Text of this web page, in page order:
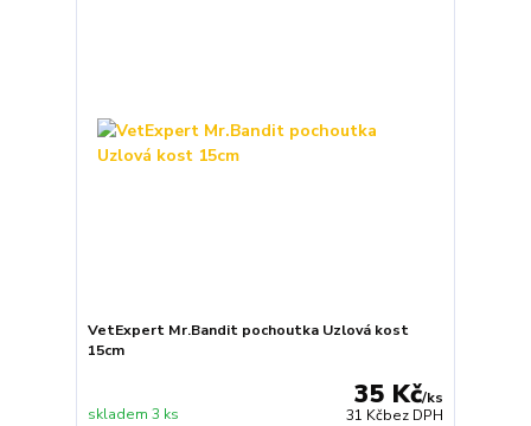
VetExpert Mr.Bandit pochoutka Uzlová kost
15cm
35 Kč/ks
31 Kčbez DPH
skladem 3 ks